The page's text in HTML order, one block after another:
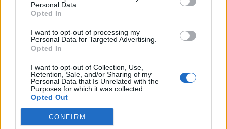
Personal Data.
Opted In
I want to opt-out of processing my
Personal Data for Targeted Advertising.
Opted In
I want to opt-out of Collection, Use,
Retention, Sale, and/or Sharing of my
Personal Data that Is Unrelated with the
Purposes for which it was collected.
Opted Out
CONFIRM
S
P
Quem me __, expressão desejosa
E R
A
Sigla de domínio de internet do Paraguai
Y
Iniciais do primeiro presidente dos EUA